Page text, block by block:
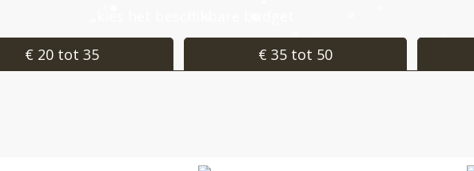
€ 20 tot 35 € 35 tot 50